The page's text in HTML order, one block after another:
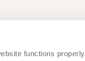
functions
©